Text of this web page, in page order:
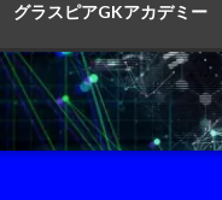
グラスピアGKアカデミー